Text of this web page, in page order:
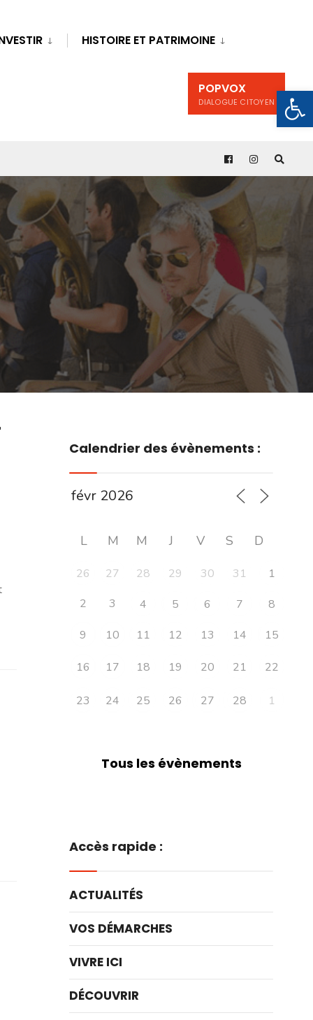
HISTOIRE ET PATRIMOINE
POPVOX
DIALOGUE CITOYEN
Calendrier des évènements :
L M M J V S D
26 27 28 29 30 31
1
2
3 4 5 6 7
8
9
10 11 12 13 14 15
16 17 18 19 20 21 22
23 24 25 26 27 28 1
Tous les évènements
Accès rapide :
ACTUALITÉS
VOS DÉMARCHES
VIVRE ICI
DÉCOUVRIR